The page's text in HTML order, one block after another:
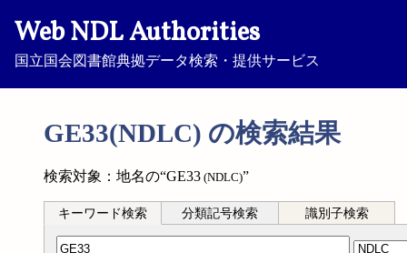
Web NDL Authorities
国立国会図書館典拠データ検索・提供サービス
GE33(NDLC) の検索結果
検索対象：地名の“GE33 (NDLC)”
キーワード検索 分類記号検索 識別子検索
分類記号検索